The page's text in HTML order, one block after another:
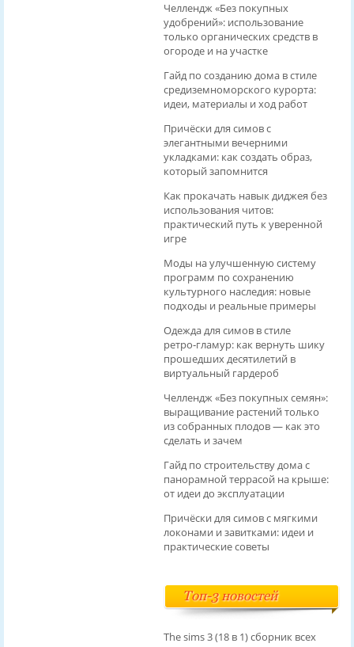
Челлендж «Без покупных
удобрений»: использование
только органических средств в
огороде и на участке
Гайд по созданию дома в стиле
средиземноморского курорта:
идеи, материалы и ход работ
Причёски для симов с
элегантными вечерними
укладками: как создать образ,
который запомнится
Как прокачать навык диджея без
использования читов:
практический путь к уверенной
игре
Моды на улучшенную систему
программ по сохранению
культурного наследия: новые
подходы и реальные примеры
Одежда для симов в стиле
ретро‑гламур: как вернуть шику
прошедших десятилетий в
виртуальный гардероб
Челлендж «Без покупных семян»:
выращивание растений только
из собранных плодов — как это
сделать и зачем
Гайд по строительству дома с
панорамной террасой на крыше:
от идеи до эксплуатации
Причёски для симов с мягкими
локонами и завитками: идеи и
практические советы
Топ-3 новостей
The sims 3 (18 в 1) сборник всех